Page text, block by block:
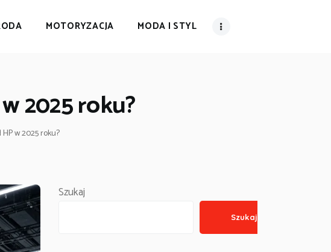
MOTORYZACJA MODA I STYL
2025 roku?
w 2025 roku?
Szukaj
Szukaj